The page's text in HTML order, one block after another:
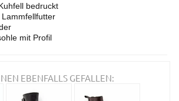
bedruckt
Lammfellfutter
mit Profil
EBENFALLS GEFALLEN: